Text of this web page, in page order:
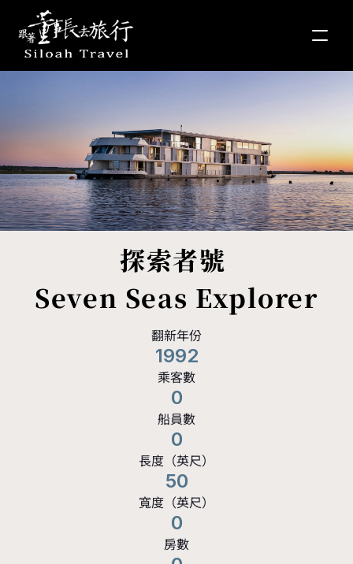
探索者號
Seven Seas Explorer
翻新年份
1992
乘客數
0
船員數
0
長度（英尺）
50
寬度（英尺）
0
房數